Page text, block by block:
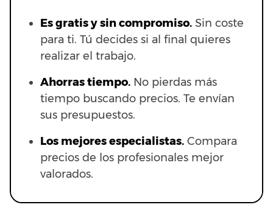
Es gratis y sin compromiso. Sin coste
para ti. Tú decides si al final quieres
realizar el trabajo.
Ahorras tiempo. No pierdas más
tiempo buscando precios. Te envían
sus presupuestos.
Los mejores especialistas. Compara
precios de los profesionales mejor
valorados.